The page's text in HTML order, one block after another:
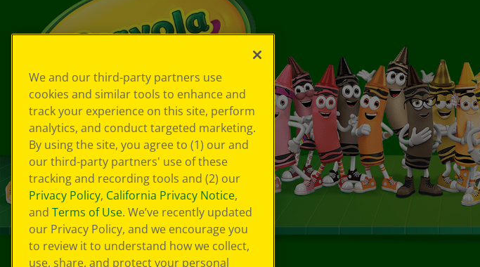
We and our third-party partners use
cookies and similar tools to enhance and
track your experience on this site, perform
analytics, and conduct targeted marketing.
By using the site, you agree to (1) our and
our third-party partners' use of these
tracking and recording tools and (2) our
Privacy Policy, California Privacy Notice,
and Terms of Use. We’ve recently updated
our Privacy Policy, and we encourage you
to review it to understand how we collect,
use, share, and protect your personal